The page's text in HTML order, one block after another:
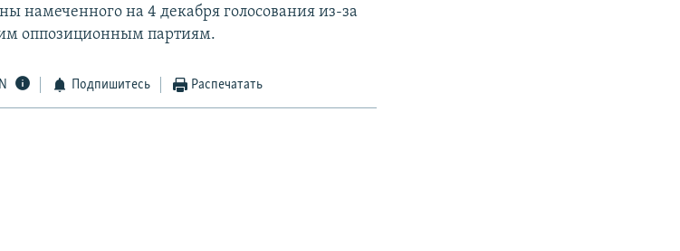
намеченного на 4 декабря голосования из-за
оппозиционным партиям.
Подпишитесь Распечатать